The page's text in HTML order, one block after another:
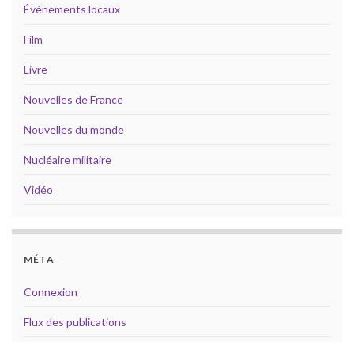
Évènements locaux
Film
Livre
Nouvelles de France
Nouvelles du monde
Nucléaire militaire
Vidéo
MÉTA
Connexion
Flux des publications